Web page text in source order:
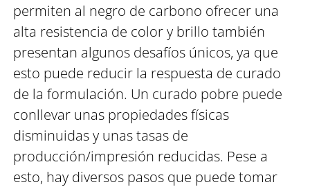
permiten al negro de carbono ofrecer una
alta resistencia de color y brillo también
presentan algunos desafíos únicos, ya que
esto puede reducir la respuesta de curado
de la formulación. Un curado pobre puede
conllevar unas propiedades físicas
disminuidas y unas tasas de
producción/impresión reducidas. Pese a
esto, hay diversos pasos que puede tomar